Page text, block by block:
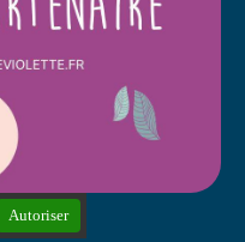
Autoriser